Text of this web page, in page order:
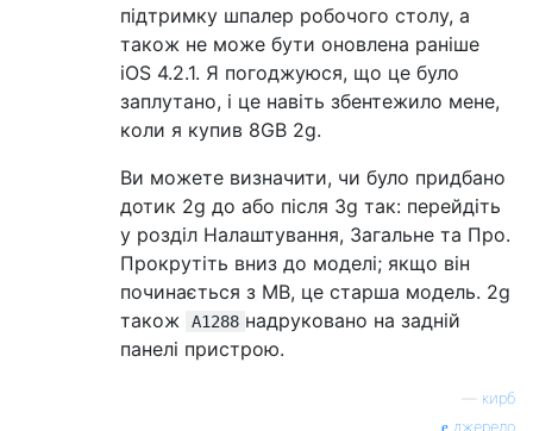
підтримку шпалер робочого столу, а
також не може бути оновлена ​​раніше
iOS 4.2.1. Я погоджуюся, що це було
заплутано, і це навіть збентежило мене,
коли я купив 8GB 2g.
Ви можете визначити, чи було придбано
дотик 2g до або після 3g так: перейдіть
у розділ Налаштування, Загальне та Про.
Прокрутіть вниз до моделі; якщо він
починається з MB, це старша модель. 2g
також
A1288 надруковано на задній
панелі пристрою.
кирб
джерело